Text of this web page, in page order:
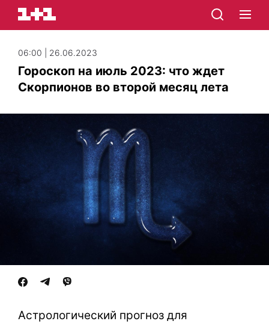
06:00 | 26.06.2023
Гороскоп на июль 2023: что ждет
Скорпионов во второй месяц лета
Астрологический прогноз для